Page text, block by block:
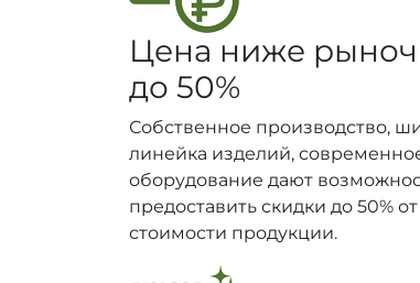
Цена ниже
до 50%
Собственное производство,
линейка изделий,
оборудование дают
предоставить скидки до 50% от
стоимости продукции.